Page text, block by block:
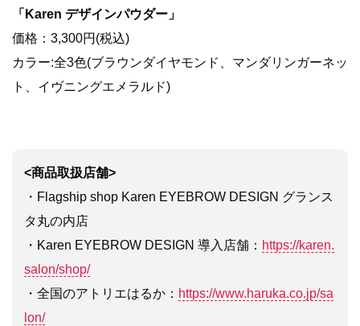
「Karen デザインパウダー」
価格：3,300円(税込)
カラー:全3色(ブラウンダイヤモンド、マンダリンガーネッ
ト、イヴニングエメラルド)
<商品取扱店舗>
・Flagship shop Karen EYEBROW DESIGN グランス
タ丸の内店
・Karen EYEBROW DESIGN 導入店舗： https://karen.
salon/shop/
・全国のアトリエはるか： https://www.haruka.co.jp/sa
lon/